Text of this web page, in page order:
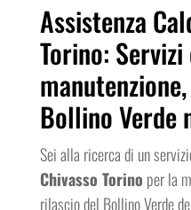
Assistenza
Torino:
Bollino Verde
Sei alla ricerca di un
Chivasso Torino per la
rilascio del Bollino Verde